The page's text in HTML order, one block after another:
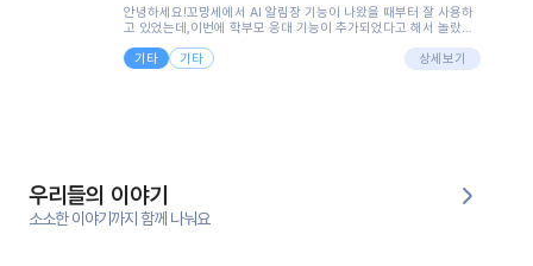
면..)그리고 제가 신입 때 이게 있었더라면 ㅜㅜㅜㅜ?응대 팁이 정말
좋은거 같아요지금은 그래도 아이들이 잘 이해 되지만초임 때는 정
말 어려워서 항상다른 선생님들께 도움을 요청했었거든요..ㅠ*일지
쓸 때도 좀 도움이 되는 거 같아요!
안녕하세요!꼬망세에서 AI 알림장 기능이 나왔을 때부터 잘 사용하
고 있었는데,이번에 학부모 응대 기능이 추가되었다고 해서 놀랐습
님 응대에 더 많은 부담을 느끼고 있습니다 ㅠㅠ이번에 제가 원에서
겪은 일과 학부모님께 전달드렸던 내용을 함께 보시고,저와 비슷한
을 많이 하는데,꼬망봇 덕분에 고민하는 시간을 줄이고 학부모님을
안심시킬 수 있었습니다.이 부분은 꼬망봇이 추가로 알려준 응대 tip
입니다.학부모님께 전화를 드리기 전에, 내용을 숙지하여 좀 더 전문
성 있는 교사가 되어 대화를 나눌 수 있었습니다.꼬망세 AI학부모 응
기타 기타 상세보기
우리들의 이야기
소소한 이야기까지 함께 나눠요